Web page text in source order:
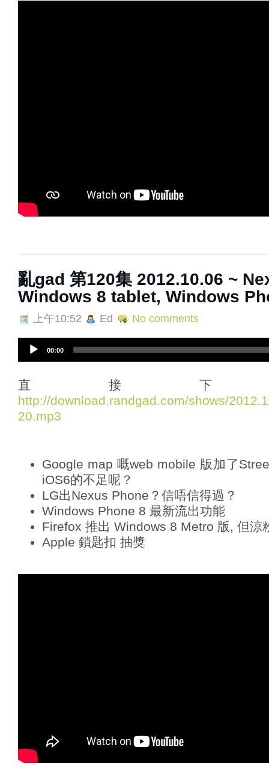
亂gad 第120集 2012.10.06 ~
Windows 8 tablet, Windows
上午10:52 Ed No comments
i
o
P
l
00:00
直接
http://download.randgad.com/shows/
20.mp3
Google map 嘅web mobile 版加了
iOS6的不足呢？
LG出Nexus Phone？信唔信得過？
Windows Phone 8 最新流出功能
Firefox 推出 Windows 8 Metro 版, 但涼
Apple 鎖匙扣 抽獎